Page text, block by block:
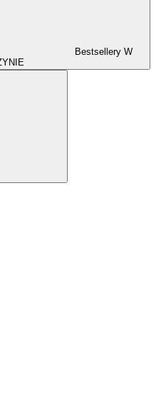
Bestsellery W